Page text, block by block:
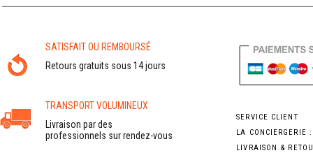
SATISFAIT OU REMBOURSÉ
Retours gratuits sous 14 jours
TRANSPORT VOLUMINEUX
Livraison par des
professionnels sur rendez-vous
SERVICE CLIENT
LA CONCIERGERIE
LIVRAISON &